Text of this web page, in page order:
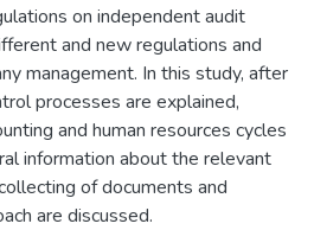
on independent audit
and new regulations and
management. In this study, after
processes are explained,
and human resources cycles
information about the relevant
of documents and
are discussed.